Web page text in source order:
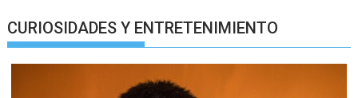
CURIOSIDADES Y ENTRETENIMIENTO